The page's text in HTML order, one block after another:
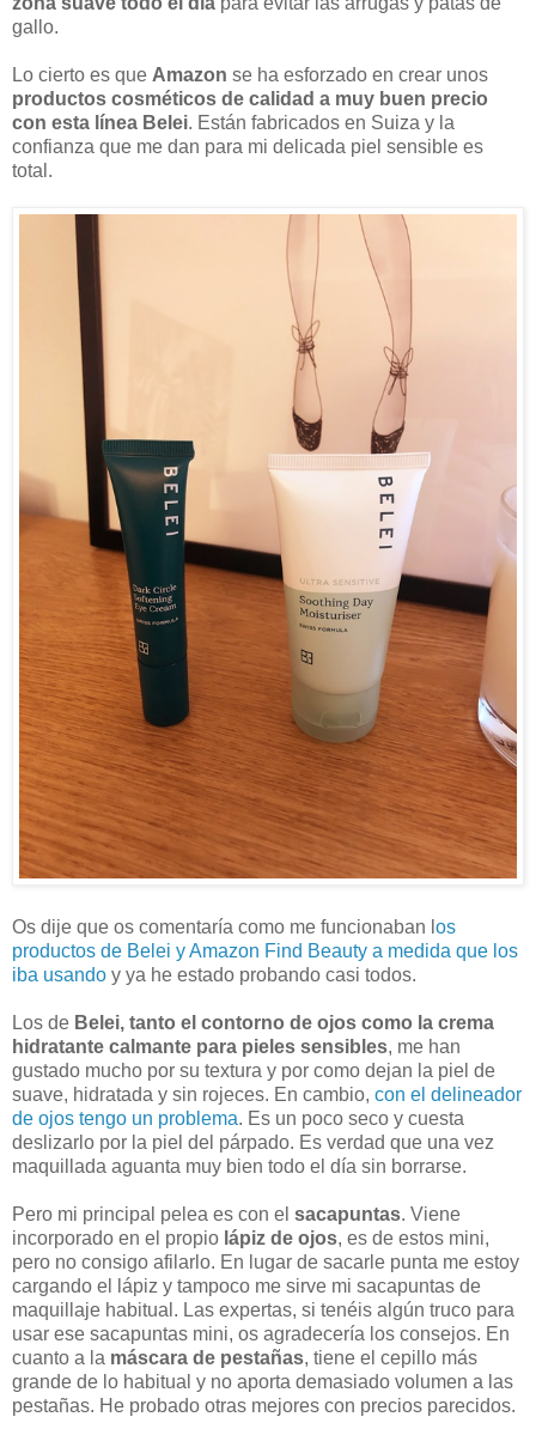
gallo.
Lo cierto es que Amazon se ha esforzado en crear unos
productos cosméticos de calidad a muy buen precio
con esta línea Belei. Están fabricados en Suiza y la
confianza que me dan para mi delicada piel sensible es
total.
Os dije que os comentaría como me funcionaban l os
productos de Belei y Amazon Find Beauty a medida que los
iba usando y ya he estado probando casi todos.
Los de Belei, tanto el contorno de ojos como la crema
hidratante calmante para pieles sensibles, me han
gustado mucho por su textura y por como dejan la piel de
suave, hidratada y sin rojeces. En cambio, con el delineador
de ojos tengo un problema. Es un poco seco y cuesta
deslizarlo por la piel del párpado. Es verdad que una vez
maquillada aguanta muy bien todo el día sin borrarse.
Pero mi principal pelea es con el sacapuntas. Viene
incorporado en el propio lápiz de ojos, es de estos mini,
pero no consigo afilarlo. En lugar de sacarle punta me estoy
cargando el lápiz y tampoco me sirve mi sacapuntas de
maquillaje habitual. Las expertas, si tenéis algún truco para
usar ese sacapuntas mini, os agradecería los consejos. En
cuanto a la máscara de pestañas, tiene el cepillo más
grande de lo habitual y no aporta demasiado volumen a las
pestañas. He probado otras mejores con precios parecidos.